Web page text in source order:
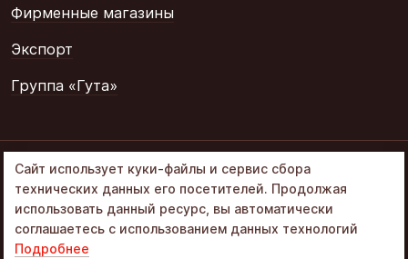
Фирменные магазины
Экспорт
Группа «Гута»
© 2002–2026
«Объединенные
кондитеры» в составе
Политика обработки ПД
Сайт использует куки-файлы и сервис сбора
технических данных его посетителей. Продолжая
использовать данный ресурс, вы автоматически
соглашаетесь с использованием данных технологий
Подробнее